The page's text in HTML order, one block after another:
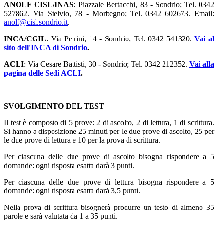
ANOLF CISL/INAS: Piazzale Bertacchi, 83 - Sondrio; Tel. 0342
527862. Via Stelvio, 78 - Morbegno; Tel. 0342 602673. Email:
anolf@cisl.sondrio.it.
INCA/CGIL: Via Petrini, 14 - Sondrio; Tel. 0342 541320.Vai al
sito dell'INCA di Sondrio.
ACLI: Via Cesare Battisti, 30 - Sondrio; Tel. 0342 212352. Vai alla
pagina delle Sedi ACLI.
SVOLGIMENTO DEL TEST
Il test è composto di 5 prove: 2 di ascolto, 2 di lettura, 1 di scrittura.
Si hanno a disposizione 25 minuti per le due prove di ascolto, 25 per
le due prove di lettura e 10 per la prova di scrittura.
Per ciascuna delle due prove di ascolto bisogna rispondere a 5
domande: ogni risposta esatta darà 3 punti.
Per ciascuna delle due prove di lettura bisogna rispondere a 5
domande: ogni risposta esatta darà 3,5 punti.
Nella prova di scrittura bisognerà produrre un testo di almeno 35
parole e sarà valutata da 1 a 35 punti.